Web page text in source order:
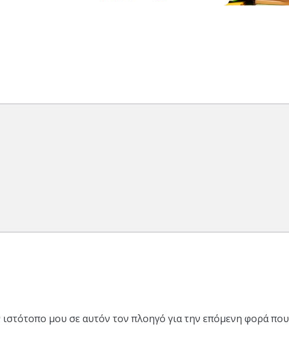
μου σε αυτόν τον πλοηγό για την επόμενη φορά που